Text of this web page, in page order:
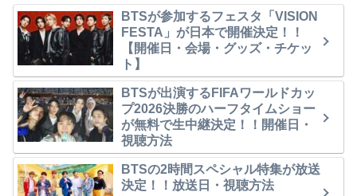
BTSが参加するフェスタ「VISION
FESTA」が日本で開催決定！！
【開催日・会場・グッズ・チケッ
ト】
BTSが出演するFIFAワールドカッ
プ2026決勝のハーフタイムショー
が無料で生中継決定！！開催日・
視聴方法
BTSの2時間スペシャル特集が放送
決定！！放送日・視聴方法